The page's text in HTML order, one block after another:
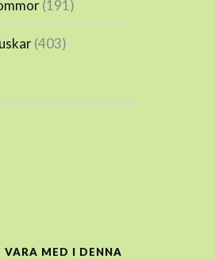
(191)
(403)
MED I DENNA